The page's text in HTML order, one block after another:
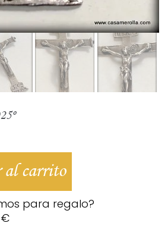
carrito
para regalo?
€